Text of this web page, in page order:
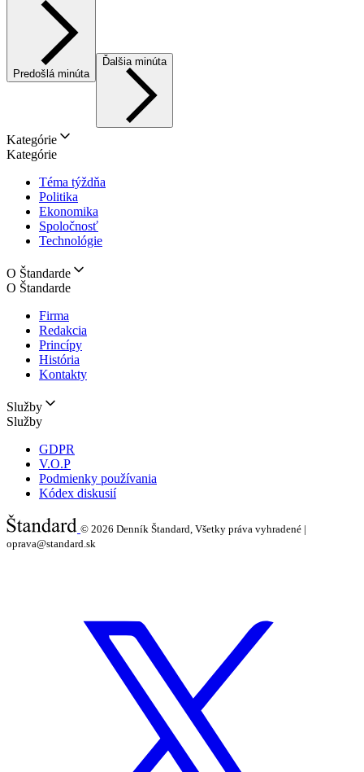
Predošlá minúta
Ďalšia minúta
Kategórie
Kategórie
Téma týždňa
Politika
Ekonomika
Spoločnosť
Technológie
O Štandarde
O Štandarde
Firma
Redakcia
Princípy
História
Kontakty
Služby
Služby
GDPR
V.O.P
Podmienky používania
Kódex diskusií
© 2026 Denník Štandard, Všetky práva vyhradené |
oprava@standard.sk